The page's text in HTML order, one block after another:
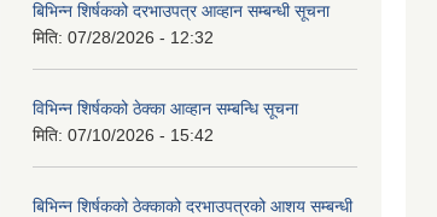
बिभिन्‍न शिर्षकको दरभाउपत्र आव्हान सम्बन्धी सूचना
मिति: 07/28/2026 - 12:32
विभिन्न शिर्षकको ठेक्का आव्हान सम्बन्धि सूचना
मिति: 07/10/2026 - 15:42
बिभिन्‍न शिर्षकको ठेक्काको दरभाउपत्रको आशय सम्बन्धी